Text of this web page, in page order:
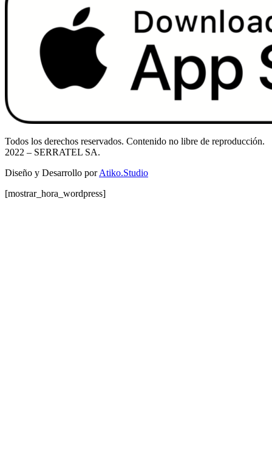
Todos los derechos reservados. Contenido no libre de reproducción.
2022 – SERRATEL SA.
Diseño y Desarrollo porAtiko.Studio
[mostrar_hora_wordpress]